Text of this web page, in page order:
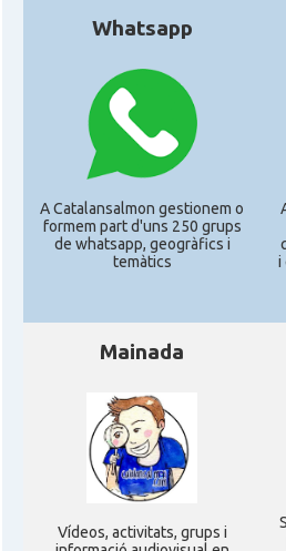
Whatsapp
A Catalansalmon gestionem o
formem part d'uns 250 grups
de whatsapp, geogràfics i
temàtics
i
Mainada
Ví­deos, activitats, grups i